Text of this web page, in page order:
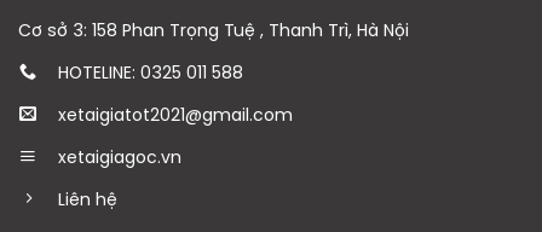
Cơ sở 3: 158 Phan Trọng Tuệ , Thanh Trì, Hà Nội
HOTELINE: 0325 011 588
xetaigiatot2021@gmail.com
xetaigiagoc.vn
Liên hệ